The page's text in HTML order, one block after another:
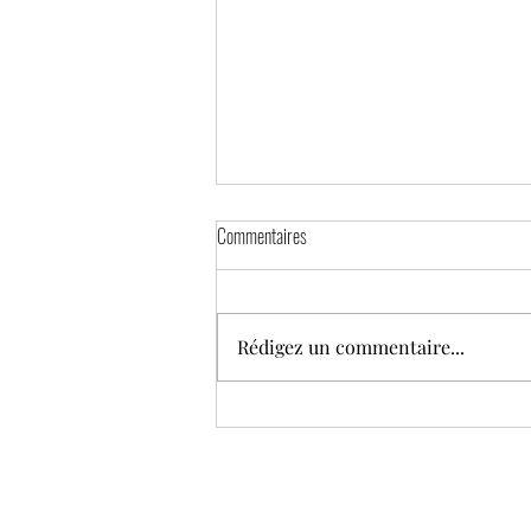
Je ne suis pas une adepte des
Commentaires
Rédigez un commentaire...